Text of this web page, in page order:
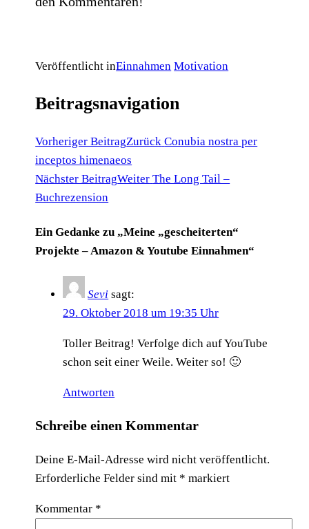
Veröffentlicht inEinnahmen Motivation
Beitragsnavigation
Vorheriger BeitragZurück Conubia nostra per
inceptos himenaeos
Nächster BeitragWeiter The Long Tail –
Buchrezension
Ein Gedanke zu „Meine „gescheiterten“
Projekte – Amazon & Youtube Einnahmen“
Sevi sagt:
29. Oktober 2018 um 19:35 Uhr
Toller Beitrag! Verfolge dich auf YouTube
schon seit einer Weile. Weiter so! 🙂
Antworten
Schreibe einen Kommentar
Deine E-Mail-Adresse wird nicht veröffentlicht.
Erforderliche Felder sind mit * markiert
Kommentar *